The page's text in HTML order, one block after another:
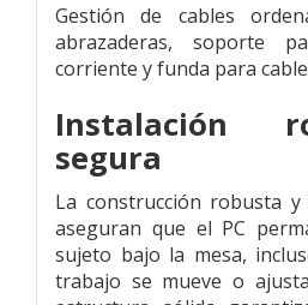
Gestión de cables
abrazaderas, soporte
corriente y funda para
Instalación
segura
La construcción robusta
aseguran que el PC
sujeto bajo la mesa,
trabajo se mueve o